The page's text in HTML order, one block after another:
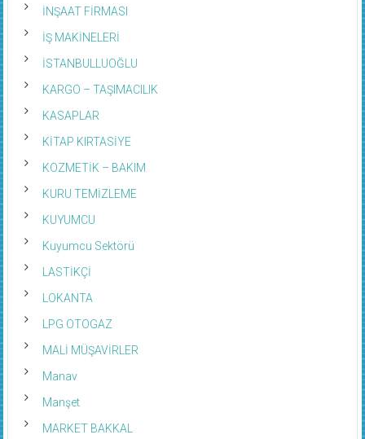
İNŞAAT FİRMASI
İŞ MAKİNELERİ
İSTANBULLUOĞLU
KARGO – TAŞIMACILIK
KASAPLAR
KİTAP KIRTASİYE
KOZMETİK – BAKIM
KURU TEMİZLEME
KUYUMCU
Kuyumcu Sektörü
LASTİKÇİ
LOKANTA
LPG OTOGAZ
MALİ MÜŞAVİRLER
Manav
Manşet
MARKET BAKKAL